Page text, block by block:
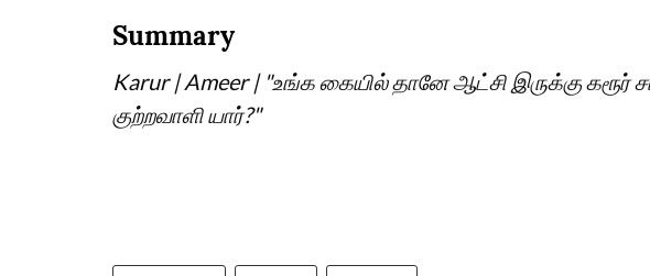
Summary
Karur | Ameer | "உங்க கையில் தானே ஆட்சி இருக்கு
குற்றவாளி யார்?"